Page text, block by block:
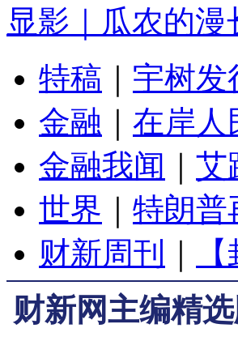
显影｜瓜农的漫
特稿
宇树发
金融
在岸人
金融我闻
艾
世界
特朗普
财新周刊
财新网主编精